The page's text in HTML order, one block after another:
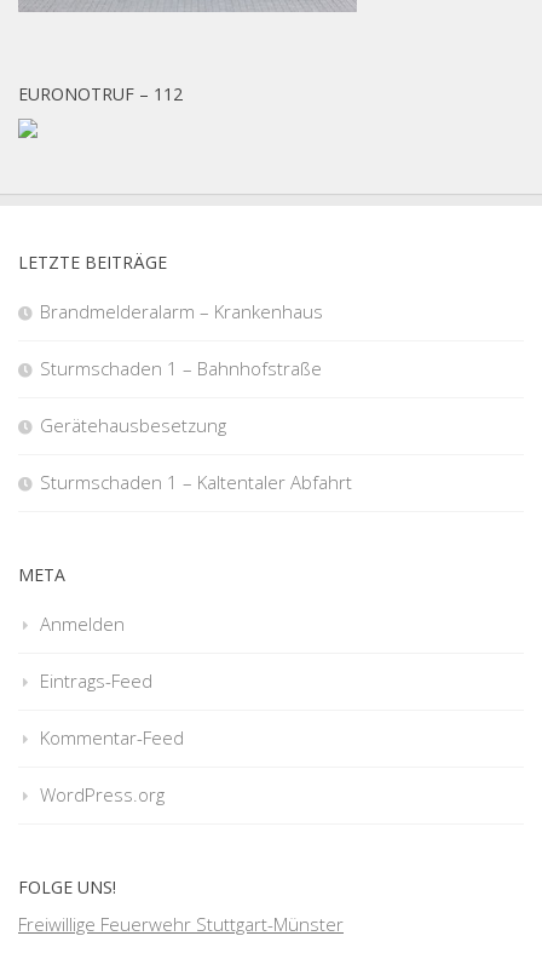
EURONOTRUF – 112
LETZTE BEITRÄGE
Brandmelderalarm – Krankenhaus
Sturmschaden 1 – Bahnhofstraße
Gerätehausbesetzung
Sturmschaden 1 – Kaltentaler Abfahrt
META
Anmelden
Eintrags-Feed
Kommentar-Feed
WordPress.org
FOLGE UNS!
Freiwillige Feuerwehr Stuttgart-Münster